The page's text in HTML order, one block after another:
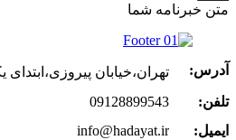
متن خبرنامه شما
آدرس:
تهران،خیابان
تلفن:
09128899543
ایمیل:
info@hadayat.ir